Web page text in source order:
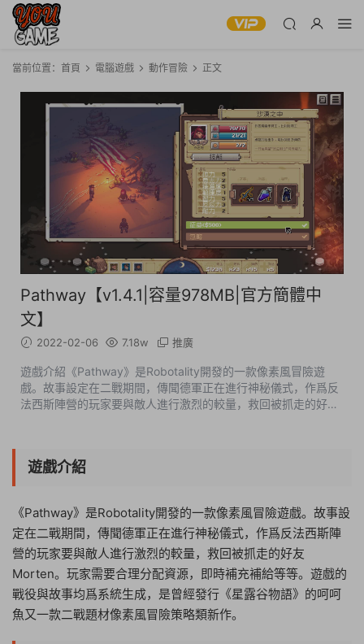
當前位置： 首頁 電腦遊戲 動作冒險 正文
Pathway【v1.4.1|容量978MB|官方簡體中
文】
2022-02-06 7.18w 推廣
遊戲介紹《Pathway》是Robotality開發的一款像素風冒險遊
戲。故事設定在二戰期間，傳聞德軍正在進行神秘儀式，作爲反
法西斯陣營的玩家要與敵人進行激烈的較量，救回被抓走的好友
遊戲介紹
《Pathway》是Robotality開發的一款像素風冒險遊戲。故事設
定在二戰期間，傳聞德軍正在進行神秘儀式，作爲反法西斯陣
營的玩家要與敵人進行激烈的較量，救回被抓走的好友
Morten。玩家需要合理分配資源，即時補充補給等等。遊戲的
戰役與故事均爲系統生成，是曾經發行《星露谷物語》的呵呵
魚又一款二戰題材像素風冒險策略類新作。